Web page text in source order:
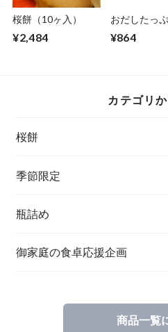
桜餅（10ヶ入）
¥2,484
おだしたっ
¥864
カテゴリ
桜餅
季節限定
瓶詰め
御家庭の食卓応援企画
商品一覧